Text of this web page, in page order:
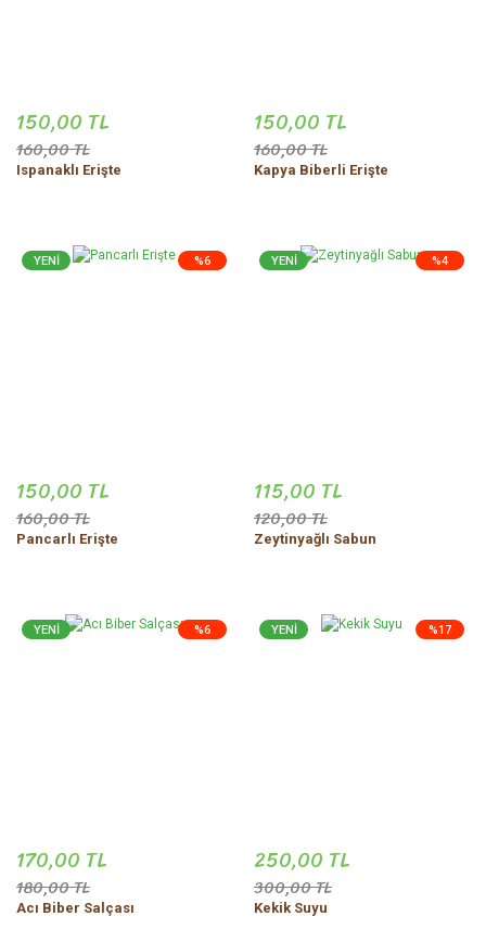
150,00 TL
160,00 TL
Ispanaklı Erişte
150,00 TL
160,00 TL
Kapya Biberli Erişte
%6
YENİ
150,00 TL
160,00 TL
Pancarlı Erişte
%4
YENİ
115,00 TL
120,00 TL
Zeytinyağlı Sabun
%6
YENİ
170,00 TL
180,00 TL
Acı Biber Salçası
%17
YENİ
250,00 TL
300,00 TL
Kekik Suyu